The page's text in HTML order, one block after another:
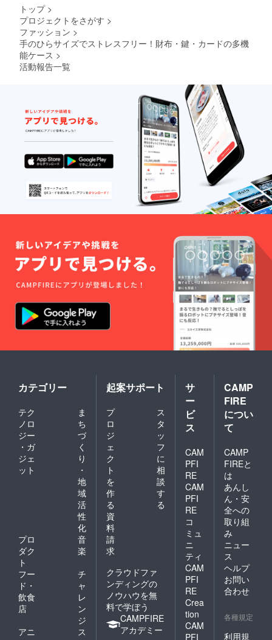
トップ >
プロジェクトをさがす >
ファッション >
手のひらサイズでストレスフリー！財布・鍵・カードの多機
能ケース >
活動報告一覧
カテゴリー
テク
ノロ
ジー
・ガ
ジェ
ット
ま
ち
づ
く
り
・
地
域
活
性
化
プロ
ダク
ト
音
楽
フー
ド・
飲食
店
チ
ャ
レ
ン
ジ
アニ
ス
起案サポート
プ
ロ
ジ
ェ
ク
ト
を
作
る
ス
タ
ッ
フ
に
相
談
す
る
資
料
請
求
クラウドファ
ンディングの
ノウハウを無
料で学ぼう
CAMPFIRE
アカデミー
サ
ー
ビ
ス
CAM
PFI
RE
CAM
PFI
RE
コ
ミュ
ニ
ティ
CAM
PFI
RE
Crea
tion
CAM
PFI
CAMP
FIRE
につい
て
CAMP
FIREと
は
あんし
ん・安
全への
取り組
み
ニュー
ス
ヘルプ
お問い
合わせ
各種規定
利用規